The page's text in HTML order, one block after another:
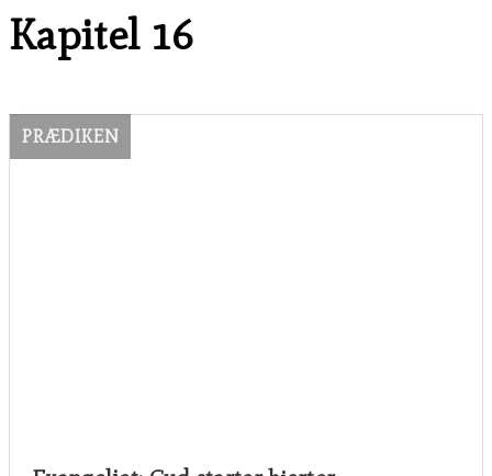
Kapitel 16
PRÆDIKEN